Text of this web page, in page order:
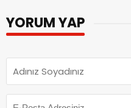
YORUM YAP